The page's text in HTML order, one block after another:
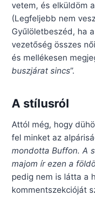
vetem, és elküldöm
(Legfeljebb nem
Gyűlöletbeszéd, ha
vezetőség összes
és mellékesen
buszjárat sincs”.
A stílusról
Attól még, hogy
fel minket az
mondotta Buffon. A
majom ír ezen a
pedig nem is látta a
kommentszekcióját